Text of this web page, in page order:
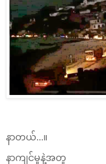
နာတယ်...။
နာကျင်မှုနဲ့အတူ